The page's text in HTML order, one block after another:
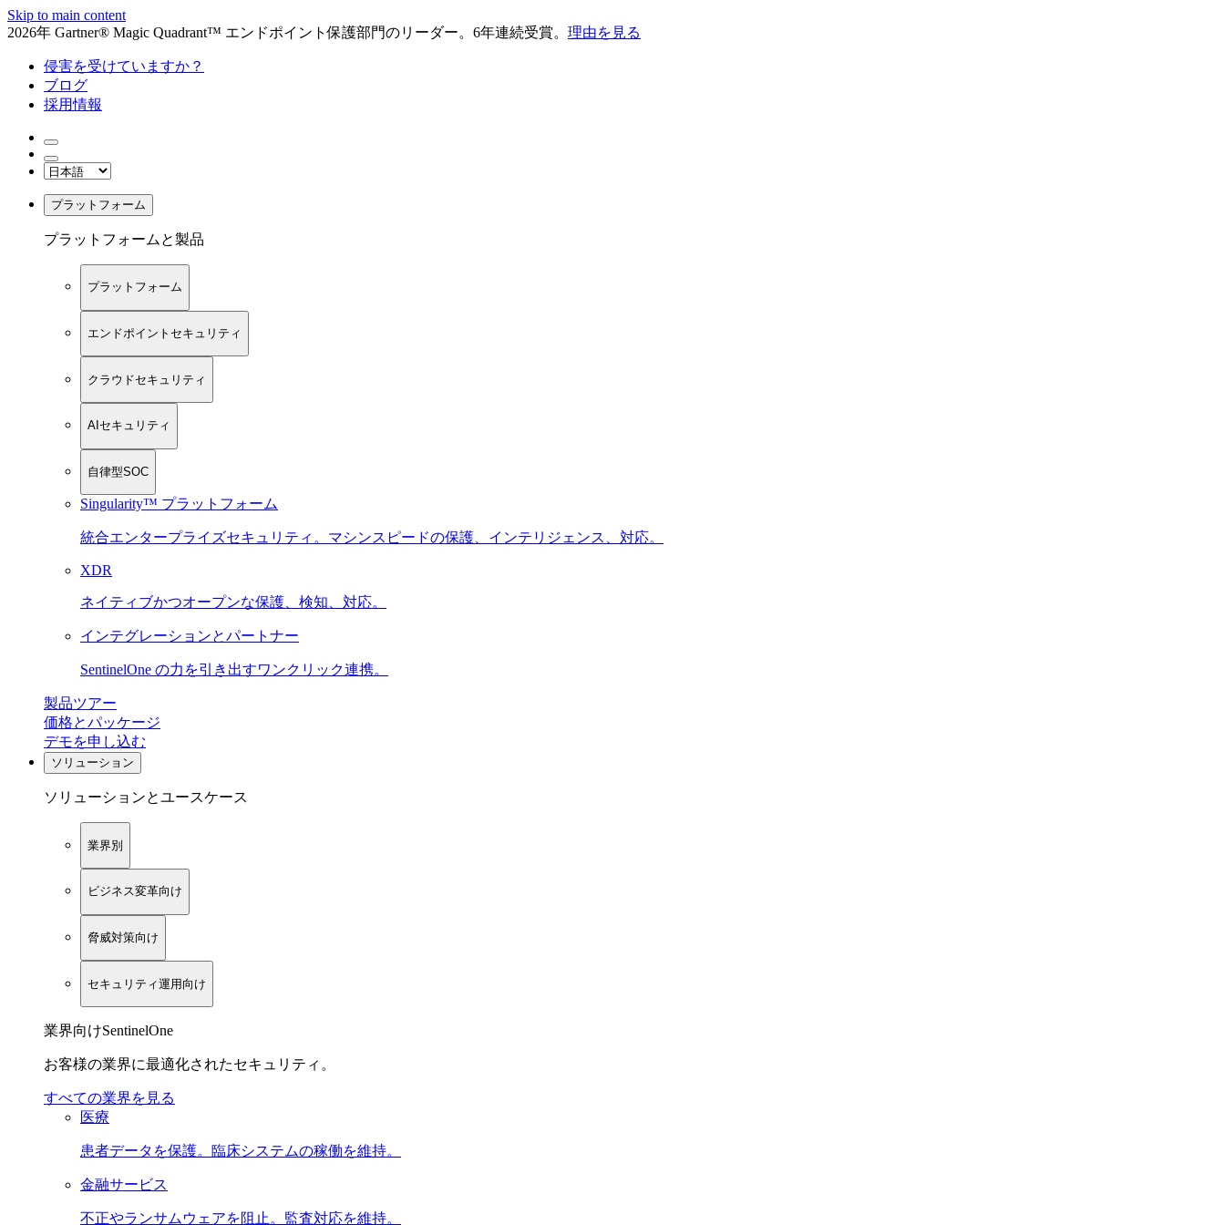
Skip to main content
2026年 Gartner® Magic Quadrant™ エンドポイント保護部門のリーダー。6年連続受賞。 理由を見る
侵害を受けていますか？
ブログ
採用情報
プラットフォーム
プラットフォームと製品
プラットフォーム
エンドポイントセキュリティ
クラウドセキュリティ
AIセキュリティ
自律型SOC
Singularity™ プラットフォーム
統合エンタープライズセキュリティ。マシンスピードの保護、インテリジェンス、対応。
XDR
ネイティブかつオープンな保護、検知、対応。
インテグレーションとパートナー
SentinelOne の力を引き出すワンクリック連携。
製品ツアー
価格とパッケージ
デモを申し込む
ソリューション
ソリューションとユースケース
業界別
ビジネス変革向け
脅威対策向け
セキュリティ運用向け
業界向けSentinelOne
お客様の業界に最適化されたセキュリティ。
すべての業界を見る
医療
患者データを保護。臨床システムの稼働を維持。
金融サービス
不正やランサムウェアを阻止。監査対応を維持。